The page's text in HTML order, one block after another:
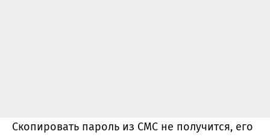
Скопировать пароль из СМС не получится, его